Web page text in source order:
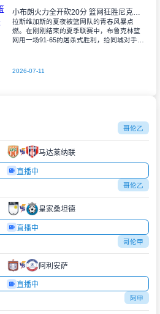
小布朗火力全开砍20分 篮网狂胜尼克斯26分创夏联最大分差
拉斯维加斯的夏夜被篮网队的青春风暴点
燃。在刚刚结束的夏季联赛中，布鲁克林篮
网用一场91-65的屠杀式胜利，给同城对手尼
2026-07-11
哥伦乙
马达莱纳联
直播中
哥伦乙
皇家桑坦德
直播中
哥伦甲
阿利安萨
直播中
阿甲